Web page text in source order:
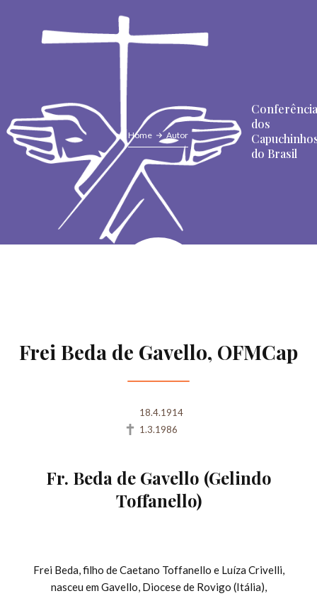
Conferência
dos
do Brasil
Home Autor
Frei Beda de Gavello, OFMCap
18.4.1914
1.3.1986
Fr. Beda de Gavello (Gelindo
Toffanello)
Frei Beda, filho de Caetano Toffanello e Luíza Crivelli,
nasceu em Gavello, Diocese de Rovigo (Itália),